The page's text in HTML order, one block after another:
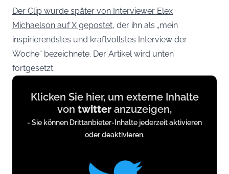
Der Clip wurde später von Interviewer Elex
Michaelson auf X gepostet, der ihn als „mein
inspirierendstes und kraftvollstes Interview der
Woche“ bezeichnete. Der Artikel wird unten
fortgesetzt.
Display
content
twitter.com
Klicken Sie hier, um externe Inhalte
von twitter anzuzeigen,
- Sie können Drittanbieter-Inhalte jederzeit aktivieren
oder deaktivieren.